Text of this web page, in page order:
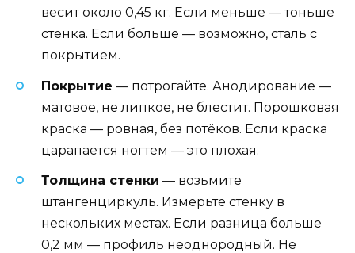
весит около 0,45 кг. Если меньше — тоньше
стенка. Если больше — возможно, сталь с
покрытием.
Покрытие — потрогайте. Анодирование —
матовое, не липкое, не блестит. Порошковая
краска — ровная, без потёков. Если краска
царапается ногтем — это плохая.
Толщина стенки — возьмите
штангенциркуль. Измерьте стенку в
нескольких местах. Если разница больше
0,2 мм — профиль неоднородный. Не